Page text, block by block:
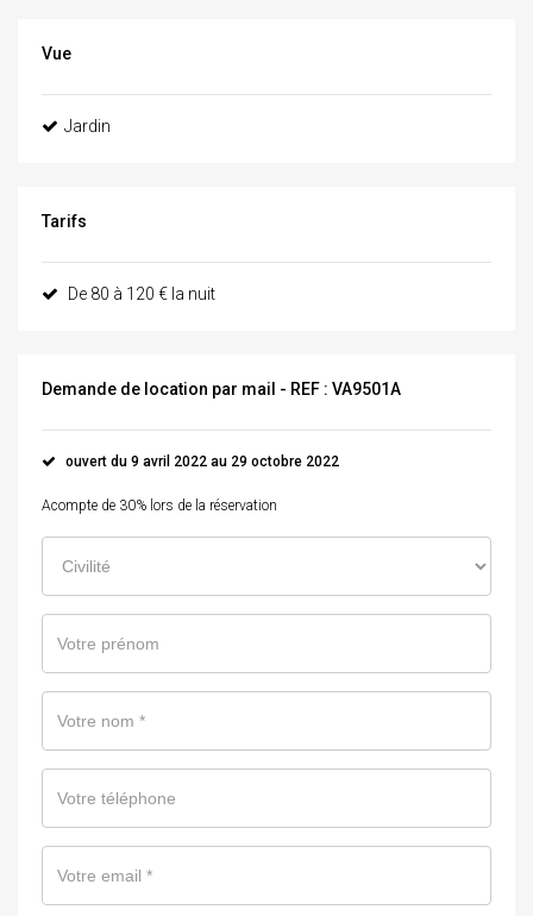
Vue
Jardin
Tarifs
De 80 à 120 € la nuit
Demande de location par mail - REF : VA9501A
ouvert du 9 avril 2022 au 29 octobre 2022
Acompte de 30% lors de la réservation